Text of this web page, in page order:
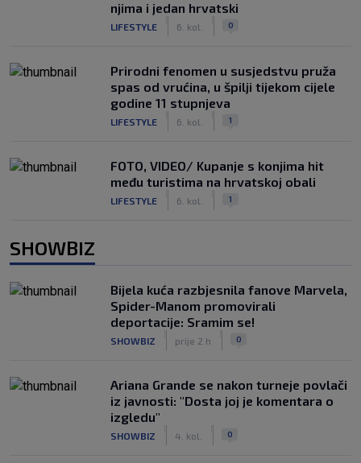
njima i jedan hrvatski
LIFESTYLE 6. kol. 0
Prirodni fenomen u susjedstvu pruža
spas od vrućina, u špilji tijekom cijele
godine 11 stupnjeva
LIFESTYLE 6. kol. 1
FOTO, VIDEO/ Kupanje s konjima hit
među turistima na hrvatskoj obali
LIFESTYLE 6. kol. 1
SHOWBIZ
Bijela kuća razbjesnila fanove Marvela,
Spider-Manom promovirali
deportacije: Sramim se!
SHOWBIZ prije 2 h 0
Ariana Grande se nakon turneje povlači
iz javnosti: "Dosta joj je komentara o
izgledu"
SHOWBIZ 4. kol. 0